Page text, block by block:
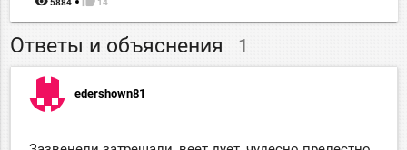
5884 14
Ответы и объяснения 1
edershown81